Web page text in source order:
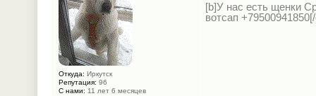
[b]У нас есть щенки
вотсап
Откуда: Иркутск
Репутация: 96
С нами: 11 лет 6 месяцев